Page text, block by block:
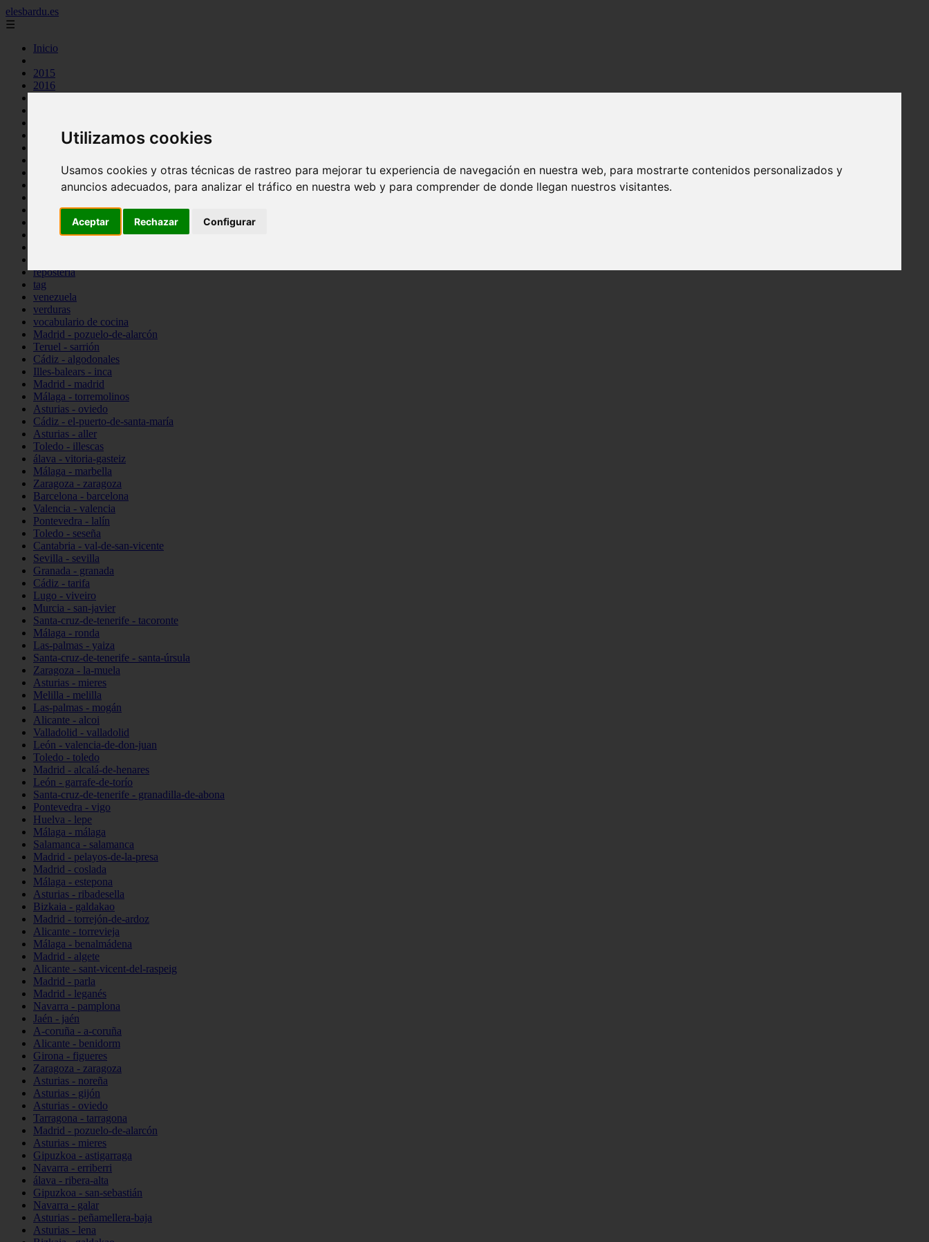
Utilizamos cookies
Usamos cookies y otras técnicas de rastreo para mejorar tu experiencia de navegación en nuestra web, para mostrarte contenidos personalizados y
anuncios adecuados, para analizar el tráfico en nuestra web y para comprender de donde llegan nuestros visitantes.
Aceptar Rechazar Configurar
elesbardu.es
☰
Inicio
2015
2016
cocina casera
espana
huevos
pescado
reposteria
tag
venezuela
verduras
vocabulario de cocina
Madrid - pozuelo-de-alarcón
Teruel - sarrión
Cádiz - algodonales
Illes-balears - inca
Madrid - madrid
Málaga - torremolinos
Asturias - oviedo
Cádiz - el-puerto-de-santa-maría
Asturias - aller
Toledo - illescas
álava - vitoria-gasteiz
Málaga - marbella
Zaragoza - zaragoza
Barcelona - barcelona
Valencia - valencia
Pontevedra - lalín
Toledo - seseña
Cantabria - val-de-san-vicente
Sevilla - sevilla
Granada - granada
Cádiz - tarifa
Lugo - viveiro
Murcia - san-javier
Santa-cruz-de-tenerife - tacoronte
Málaga - ronda
Las-palmas - yaiza
Santa-cruz-de-tenerife - santa-úrsula
Zaragoza - la-muela
Asturias - mieres
Melilla - melilla
Las-palmas - mogán
Alicante - alcoi
Valladolid - valladolid
León - valencia-de-don-juan
Toledo - toledo
Madrid - alcalá-de-henares
León - garrafe-de-torío
Santa-cruz-de-tenerife - granadilla-de-abona
Pontevedra - vigo
Huelva - lepe
Málaga - málaga
Salamanca - salamanca
Madrid - pelayos-de-la-presa
Madrid - coslada
Málaga - estepona
Asturias - ribadesella
Bizkaia - galdakao
Madrid - torrejón-de-ardoz
Alicante - torrevieja
Málaga - benalmádena
Madrid - algete
Alicante - sant-vicent-del-raspeig
Madrid - parla
Madrid - leganés
Navarra - pamplona
Jaén - jaén
A-coruña - a-coruña
Alicante - benidorm
Girona - figueres
Zaragoza - zaragoza
Asturias - noreña
Asturias - gijón
Asturias - oviedo
Tarragona - tarragona
Madrid - pozuelo-de-alarcón
Asturias - mieres
Gipuzkoa - astigarraga
Navarra - erriberri
álava - ribera-alta
Gipuzkoa - san-sebastián
Navarra - galar
Asturias - peñamellera-baja
Asturias - lena